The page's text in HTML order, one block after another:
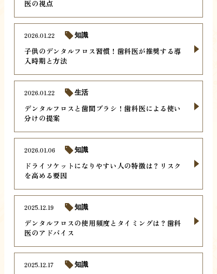
医の視点
子供のデンタルフロス習慣！歯科医が推奨する導
入時期と方法
2026.01.22 知識
デンタルフロスと歯間ブラシ！歯科医による使い
分けの提案
2026.01.22 生活
ドライソケットになりやすい人の特徴は？リスク
を高める要因
2026.01.06 知識
デンタルフロスの使用頻度とタイミングは？歯科
医のアドバイス
2025.12.19 知識
2025.12.17 知識